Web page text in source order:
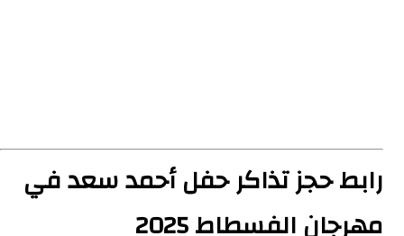
حجز تذاكر حفل أحمد سعد في
الفسطاط 2025